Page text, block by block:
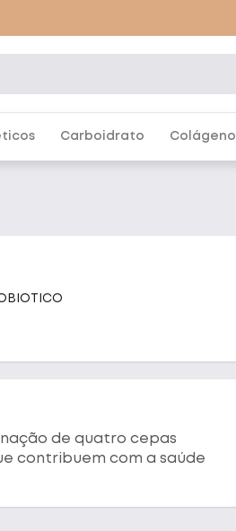
Carboidrato Colágeno
de quatro cepas
contribuem com a saúde